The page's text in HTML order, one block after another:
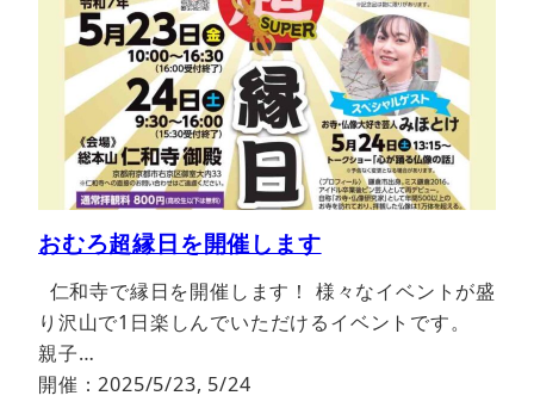
おむろ超縁日を開催します
仁和寺で縁日を開催します！ 様々なイベントが盛
り沢山で1日楽しんでいただけるイベントです。
親子…
開催：2025/5/23, 5/24